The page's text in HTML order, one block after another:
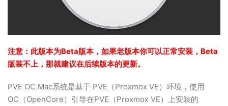
注意：此版本为Beta版本，如果老版本你可以正常安装，Beta
版装不上，那就建议在后续版本的更新。
PVE OC Mac系统是基于 PVE（Proxmox VE）环境，使用
OC（OpenCore）引导在PVE（Proxmox VE）上安装的